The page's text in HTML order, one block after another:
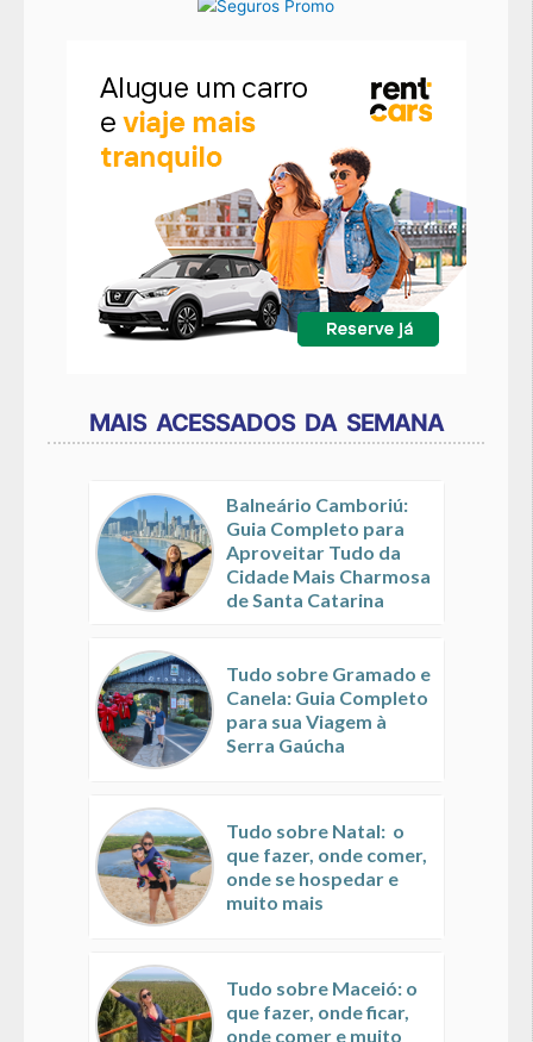
MAIS ACESSADOS DA SEMANA
Balneário Camboriú:
Guia Completo para
Aproveitar Tudo da
Cidade Mais Charmosa
de Santa Catarina
Tudo sobre Gramado e
Canela: Guia Completo
para sua Viagem à
Serra Gaúcha
Tudo sobre Natal: o
que fazer, onde comer,
onde se hospedar e
muito mais
Tudo sobre Maceió: o
que fazer, onde ficar,
onde comer e muito